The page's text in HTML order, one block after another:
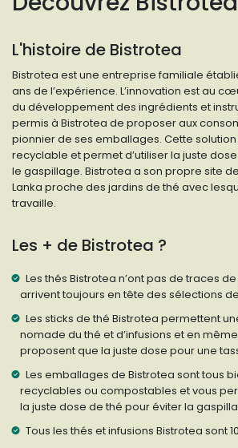
L'histoire de Bistrotea
Bistrotea est une entreprise familiale
ans de l’expérience. L’innovation est au
du développement des ingrédients et
permis à Bistrotea de proposer aux
pionnier de ses emballages. Cette
recyclable et permet d’utiliser la juste
le gaspillage. Bistrotea a son propre site
Lanka proche des jardins de thé avec
travaille.
Les + de Bistrotea ?
Les thés Bistrotea n’ont pas de traces
arrivent toujours en tête des sélections
Les sticks de thé Bistrotea permettent
nomade du thé et d’infusions et en
proposent que la juste dose pour une
Les emballages de Bistrotea sont tous
recyclables ou compostables et vous
la juste dose de thé pour éviter la
Tous les thés et infusions Bistrotea sont